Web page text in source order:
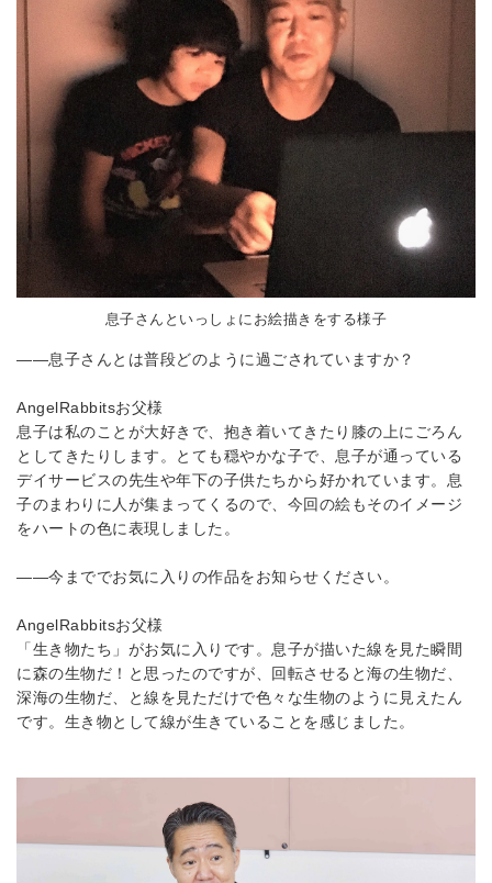
息子さんといっしょにお絵描きをする様子
――息子さんとは普段どのように過ごされていますか？
AngelRabbitsお父様
息子は私のことが大好きで、抱き着いてきたり膝の上にごろん
としてきたりします。とても穏やかな子で、息子が通っている
デイサービスの先生や年下の子供たちから好かれています。息
子のまわりに人が集まってくるので、今回の絵もそのイメージ
をハートの色に表現しました。
――今まででお気に入りの作品をお知らせください。
AngelRabbitsお父様
「生き物たち」がお気に入りです。息子が描いた線を見た瞬間
に森の生物だ！と思ったのですが、回転させると海の生物だ、
深海の生物だ、と線を見ただけで色々な生物のように見えたん
です。生き物として線が生きていることを感じました。